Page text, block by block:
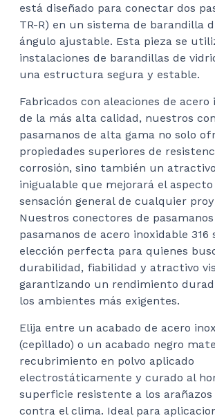
está diseñado para conectar dos
TR-R) en un sistema de barandilla
ángulo ajustable. Esta pieza se
instalaciones de barandillas de
una estructura segura y estable.
Fabricados con aleaciones de acero
de la más alta calidad, nuestros
pasamanos de alta gama no solo
propiedades superiores de
corrosión, sino también un
inigualable que mejorará el
sensación general de cualquier
Nuestros conectores de
pasamanos de acero inoxidable 316
elección perfecta para quienes
durabilidad, fiabilidad y atractivo
garantizando un rendimiento
los ambientes más exigentes.
Elija entre un acabado de acero
(cepillado) o un acabado negro
recubrimiento en polvo aplicado
electrostáticamente y curado al
superficie resistente a los
contra el clima. Ideal para